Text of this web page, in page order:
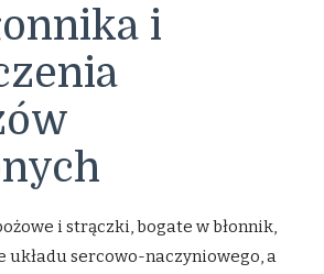
i
i strączki, bogate w błonnik,
układu sercowo-naczyniowego, a